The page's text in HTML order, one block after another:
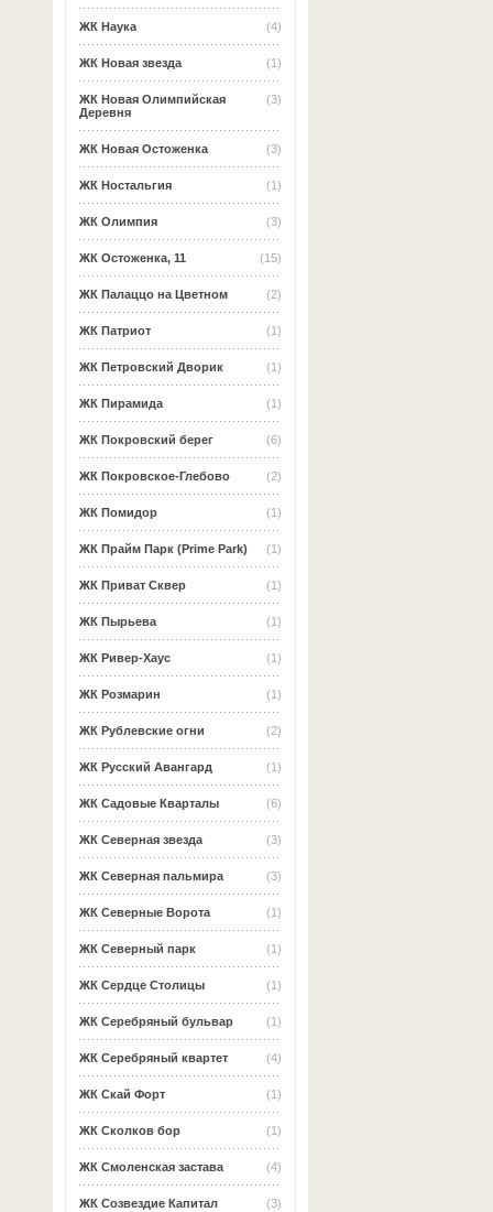
(4)
ЖК Наука
(1)
ЖК Новая звезда
(3)
ЖК Новая Олимпийская
Деревня
(3)
ЖК Новая Остоженка
(1)
ЖК Ностальгия
(3)
ЖК Олимпия
(15)
ЖК Остоженка, 11
(2)
ЖК Палаццо на Цветном
(1)
ЖК Патриот
(1)
ЖК Петровский Дворик
(1)
ЖК Пирамида
(6)
ЖК Покровский берег
(2)
ЖК Покровское-Глебово
(1)
ЖК Помидор
(1)
ЖК Прайм Парк (Prime Park)
(1)
ЖК Приват Сквер
(1)
ЖК Пырьева
(1)
ЖК Ривер-Хаус
(1)
ЖК Розмарин
(2)
ЖК Рублевские огни
(1)
ЖК Русский Авангард
(6)
ЖК Садовые Кварталы
(3)
ЖК Северная звезда
(3)
ЖК Северная пальмира
(1)
ЖК Северные Ворота
(1)
ЖК Северный парк
(1)
ЖК Сердце Столицы
(1)
ЖК Серебряный бульвар
(4)
ЖК Серебряный квартет
(1)
ЖК Скай Форт
(1)
ЖК Сколков бор
(4)
ЖК Смоленская застава
(3)
ЖК Созвездие Капитал